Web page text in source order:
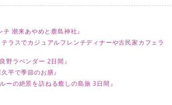
潮来あやめと鹿島神社』
ラスでカジュアルフレンチディナーや古民家カフェラ
野ラベンダー 2日間』
平で季節のお膳』
ーの絶景を訪ねる癒しの島旅 3日間』